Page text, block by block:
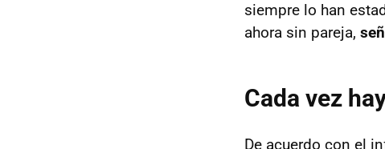
siempre lo han
ahora sin pareja,
Cada vez
De acuerdo con el